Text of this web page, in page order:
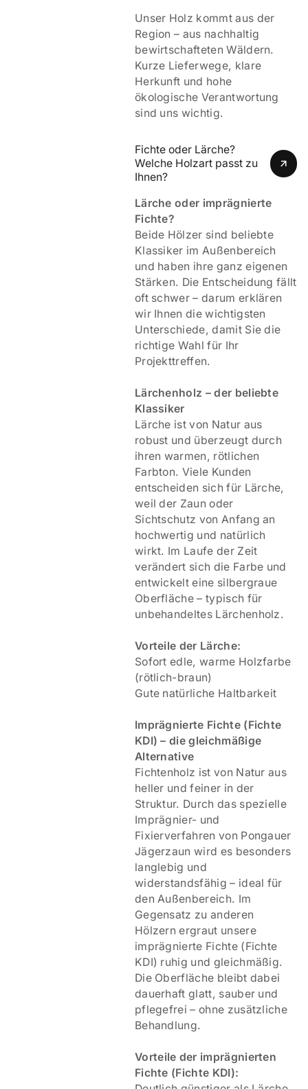
Unser Holz kommt aus der
Region – aus nachhaltig
bewirtschafteten Wäldern.
Kurze Lieferwege, klare
Herkunft und hohe
ökologische Verantwortung
sind uns wichtig.
Fichte oder Lärche?
Welche Holzart passt zu
Ihnen?
Lärche oder imprägnierte
Fichte?
Beide Hölzer sind beliebte
Klassiker im Außenbereich
und haben ihre ganz eigenen
Stärken. Die Entscheidung fällt
oft schwer – darum erklären
wir Ihnen die wichtigsten
Unterschiede, damit Sie die
richtige Wahl für Ihr
Projekttreffen.
Lärchenholz – der beliebte
Klassiker
Lärche ist von Natur aus
robust und überzeugt durch
ihren warmen, rötlichen
Farbton. Viele Kunden
entscheiden sich für Lärche,
weil der Zaun oder
Sichtschutz von Anfang an
hochwertig und natürlich
wirkt. Im Laufe der Zeit
verändert sich die Farbe und
entwickelt eine silbergraue
Oberfläche – typisch für
unbehandeltes Lärchenholz.
Vorteile der Lärche:
Sofort edle, warme Holzfarbe
(rötlich-braun)
Gute natürliche Haltbarkeit
Imprägnierte Fichte (Fichte
KDI) – die gleichmäßige
Alternative
Fichtenholz ist von Natur aus
heller und feiner in der
Struktur. Durch das spezielle
Imprägnier- und
Fixierverfahren von Pongauer
Jägerzaun wird es besonders
langlebig und
widerstandsfähig – ideal für
den Außenbereich. Im
Gegensatz zu anderen
Hölzern ergraut unsere
imprägnierte Fichte (Fichte
KDI) ruhig und gleichmäßig.
Die Oberfläche bleibt dabei
dauerhaft glatt, sauber und
pflegefrei – ohne zusätzliche
Behandlung.
Vorteile der imprägnierten
Fichte (Fichte KDI):